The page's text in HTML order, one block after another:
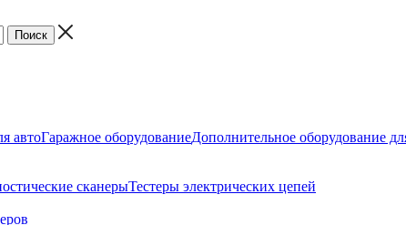
автоГаражное оборудованиеДополнительное оборудование
сканерыТестеры электрических цепей